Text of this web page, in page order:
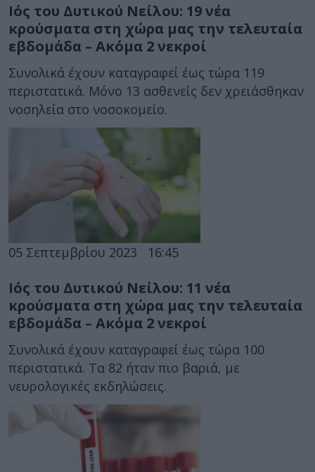
Ιός του Δυτικού Νείλου: 19 νέα
κρούσματα στη χώρα μας την τελευταία
εβδομάδα – Ακόμα 2 νεκροί
Συνολικά έχουν καταγραφεί έως τώρα 119
περιστατικά. Μόνο 13 ασθενείς δεν χρειάσθηκαν
νοσηλεία στο νοσοκομείο.
05 Σεπτεμβρίου 2023 16:45
Ιός του Δυτικού Νείλου: 11 νέα
κρούσματα στη χώρα μας την τελευταία
εβδομάδα – Ακόμα 2 νεκροί
Συνολικά έχουν καταγραφεί έως τώρα 100
περιστατικά. Τα 82 ήταν πιο βαριά, με
νευρολογικές εκδηλώσεις.